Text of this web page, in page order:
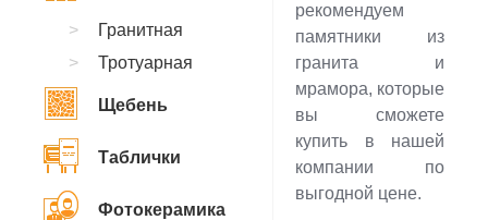
рекомендуем
памятники из
гранита и
мрамора, которые
вы сможете
купить в нашей
компании по
выгодной цене.
Гранитная
Тротуарная
Щебень
Таблички
Фотокерамика